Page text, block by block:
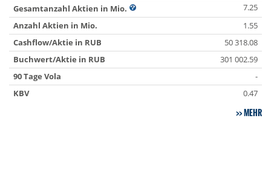
Gesamtanzahl Aktien in Mio.
7.25
Anzahl Aktien in Mio.
1.55
Cashflow/Aktie in RUB
50 318.08
Buchwert/Aktie in RUB
301 002.59
90 Tage Vola
-
KBV
0.47
MEHR